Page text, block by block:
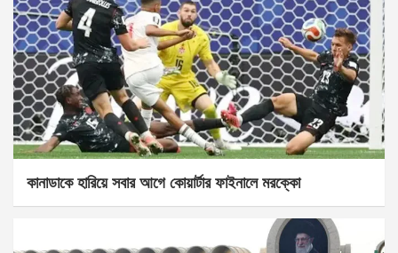
কানাডাকে হারিয়ে সবার আগে কোয়ার্টার ফাইনালে মরক্কো